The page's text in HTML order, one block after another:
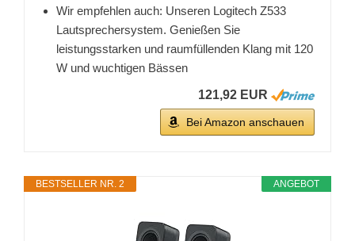
Wir empfehlen auch: Unseren Logitech Z533
Lautsprechersystem. Genießen Sie
leistungsstarken und raumfüllenden Klang mit 120
W und wuchtigen Bässen
121,92 EUR
Bei Amazon anschauen
ANGEBOT
BESTSELLER NR. 2